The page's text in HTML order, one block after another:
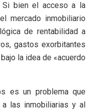
Si bien el acceso a la
mercado inmobiliario
de rentabilidad a
gastos exorbitantes
la idea de «acuerdo
es un problema que
las inmobiliarias y al